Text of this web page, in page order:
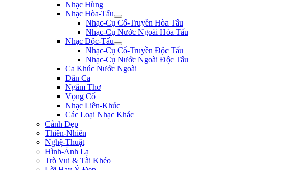
Nhạc Hùng
Nhạc Hòa-Tấu
Nhạc-Cụ Cổ-Truyền Hòa Tấu
Nhạc-Cụ Nước Ngoài Hòa Tấu
Nhạc Độc-Tấu
Nhạc-Cụ Cổ-Truyền Độc Tấu
Nhạc-Cụ Nước Ngoài Độc Tấu
Ca Khúc Nước Ngoài
Dân Ca
Ngâm Thơ
Vọng Cổ
Nhạc Liên-Khúc
Các Loại Nhạc Khác
Cảnh Đẹp
Thiên-Nhiên
Nghệ-Thuật
Hình-Ảnh Lạ
Trò Vui & Tài Khéo